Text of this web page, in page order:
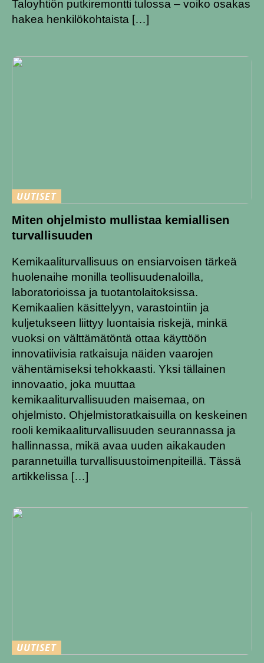
Taloyhtiön putkiremontti tulossa – voiko osakas
hakea henkilökohtaista […]
UUTISET
Miten ohjelmisto mullistaa kemiallisen
turvallisuuden
Kemikaaliturvallisuus on ensiarvoisen tärkeä
huolenaihe monilla teollisuudenaloilla,
laboratorioissa ja tuotantolaitoksissa.
Kemikaalien käsittelyyn, varastointiin ja
kuljetukseen liittyy luontaisia ​​riskejä, minkä
vuoksi on välttämätöntä ottaa käyttöön
innovatiivisia ratkaisuja näiden vaarojen
vähentämiseksi tehokkaasti. Yksi tällainen
innovaatio, joka muuttaa
kemikaaliturvallisuuden maisemaa, on
ohjelmisto. Ohjelmistoratkaisuilla on keskeinen
rooli kemikaaliturvallisuuden seurannassa ja
hallinnassa, mikä avaa uuden aikakauden
parannetuilla turvallisuustoimenpiteillä. Tässä
artikkelissa […]
UUTISET